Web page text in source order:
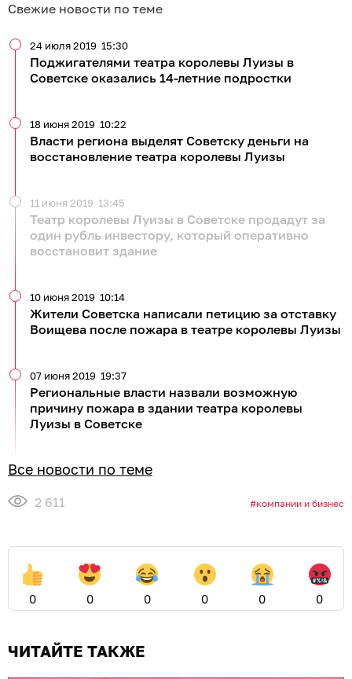
Свежие новости по теме
Поджигателями театра королевы Луизы в
Советске оказались 14-летние подростки
24 июля 2019 15:30
Власти региона выделят Советску деньги на
восстановление театра королевы Луизы
18 июня 2019 10:22
Театр королевы Луизы в Советске продадут за
один рубль инвестору, который оперативно
восстановит здание
11 июня 2019 13:45
Жители Советска написали петицию за отставку
Воищева после пожара в театре королевы Луизы
10 июня 2019 10:14
Региональные власти назвали возможную
причину пожара в здании театра королевы
Луизы в Советске
07 июня 2019 19:37
Все новости по теме
2 611 компании и бизнес
0 0 0 0 0 0
ЧИТАЙТЕ ТАКЖЕ